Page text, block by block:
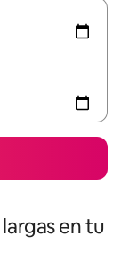
en tu